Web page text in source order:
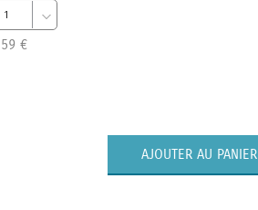
€
AJOUTER AU PANIER